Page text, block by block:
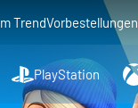
TrendVorbestellungen
PlayStation